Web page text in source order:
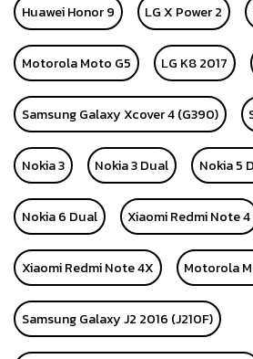
Huawei Honor 9 LG X Power 2
Motorola Moto G5 LG K8 2017
Samsung Galaxy Xcover 4 (G390)
Nokia 3 Nokia 3 Dual Nokia 5
Nokia 6 Dual Xiaomi Redmi Note 4
Xiaomi Redmi Note 4X Motorola
Samsung Galaxy J2 2016 (J210F)